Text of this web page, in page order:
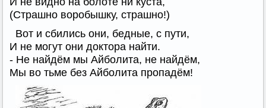
(Страшно воробышку, страшно!)
Вот и сбились они, бедные, с пути,
И не могут они доктора найти.
- Не найдём мы Айболита, не найдём,
Мы во тьме без Айболита пропадём!